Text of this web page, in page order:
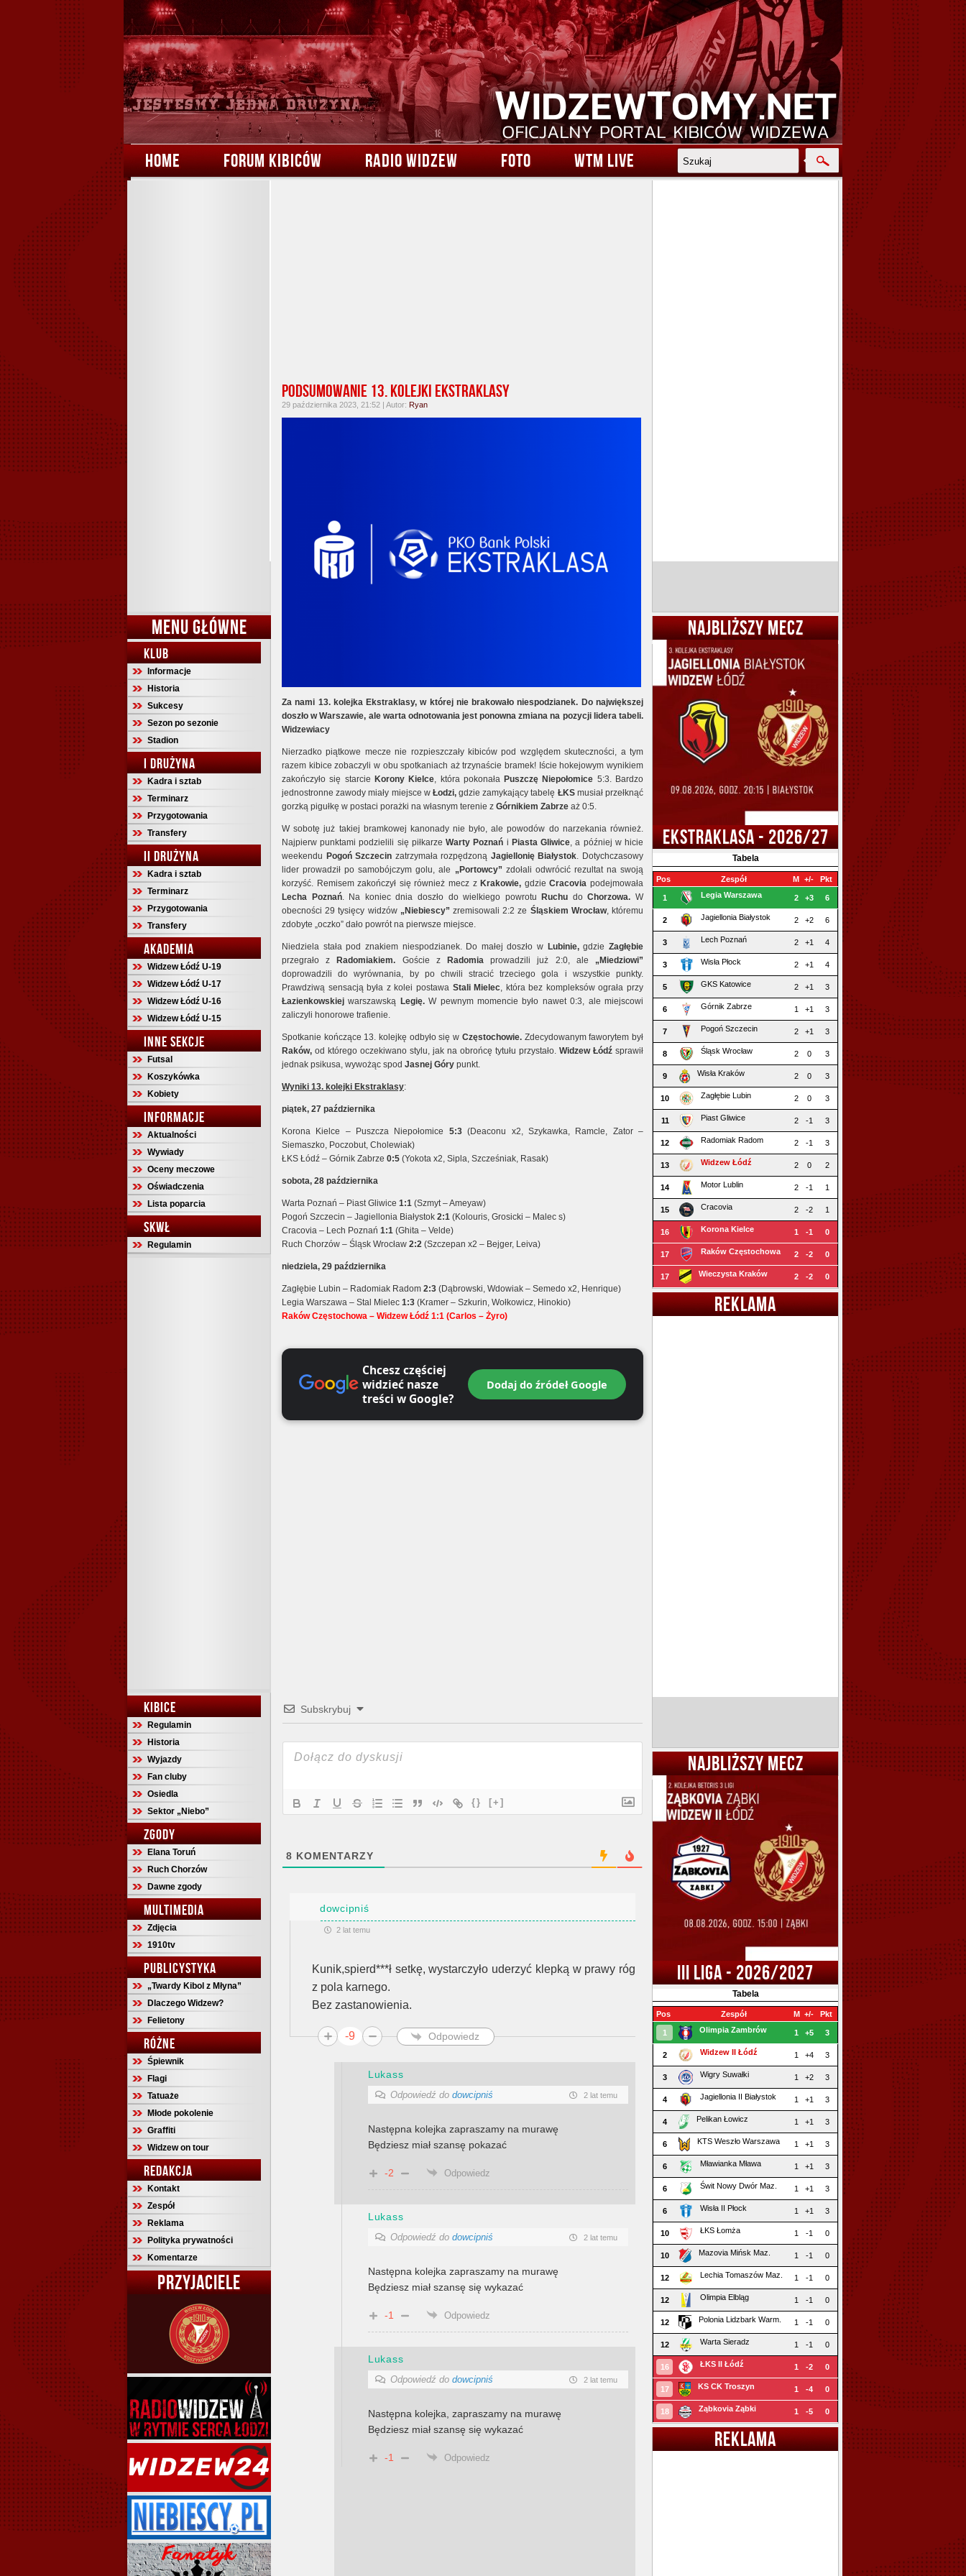
HOME FORUM KIBICÓW RADIO WIDZEW FOTO WTM LIVE
MENU GŁÓWNE
KLUB
Informacje
Historia
Sukcesy
Sezon po sezonie
Stadion
I DRUŻYNA
Kadra i sztab
Terminarz
Przygotowania
Transfery
II DRUŻYNA
Kadra i sztab
Terminarz
Przygotowania
Transfery
AKADEMIA
Widzew Łódź U-19
Widzew Łódź U-17
Widzew Łódź U-16
Widzew Łódź U-15
INNE SEKCJE
Futsal
Koszykówka
Kobiety
INFORMACJE
Aktualności
Wywiady
Oceny meczowe
Oświadczenia
Lista poparcia
SKWŁ
Regulamin
KIBICE
Regulamin
Historia
Wyjazdy
Fan cluby
Osiedla
Sektor „Niebo”
ZGODY
Elana Toruń
Ruch Chorzów
Dawne zgody
MULTIMEDIA
Zdjęcia
1910tv
PUBLICYSTYKA
„Twardy Kibol z Młyna”
Dlaczego Widzew?
Felietony
RÓŻNE
Śpiewnik
Flagi
Tatuaże
Młode pokolenie
Graffiti
Widzew on tour
REDAKCJA
Kontakt
Zespół
Reklama
Polityka prywatności
Komentarze
PRZYJACIELE
Podsumowanie 13. kolejki Ekstraklasy
29 października 2023, 21:52 | Autor: Ryan
Za nami 13. kolejka Ekstraklasy, w której nie brakowało niespodzianek. Do największej
doszło w Warszawie, ale warta odnotowania jest ponowna zmiana na pozycji lidera tabeli.
Widzewiacy
Nierzadko piątkowe mecze nie rozpieszczały kibiców pod względem skuteczności, a tym
razem kibice zobaczyli w obu spotkaniach aż trzynaście bramek! Iście hokejowym wynikiem
zakończyło się starcie Korony Kielce, która pokonała Puszczę Niepołomice 5:3. Bardzo
jednostronne zawody miały miejsce w Łodzi,gdzie zamykający tabelę ŁKSmusiał przełknąć
gorzką pigułkę w postaci porażki na własnym terenie z Górnikiem Zabrze aż 0:5.
W sobotę już takiej bramkowej kanonady nie było, ale powodów do narzekania również.
Najpierw punktami podzielili się piłkarzeWarty Poznań i Piasta Gliwice, a później w hicie
weekendu Pogoń Szczecin zatrzymała rozpędzoną Jagiellonię Białystok. Dotychczasowy
lider prowadził po samobójczym golu, ale „Portowcy” zdołali odwrócić rezultat na swoją
korzyść. Remisem zakończył się również mecz z Krakowie, gdzieCracovia podejmowała
Lecha Poznań. Na koniec dnia doszło do wielkiego powrotu Ruchu doChorzowa. W
obecności 29 tysięcy widzów „Niebiescy” zremisowali 2:2 ze Śląskiem Wrocław, któremu
zdobyte „oczko” dało powrót na pierwsze miejsce.
Niedziela stała pod znakiem niespodzianek. Do małej doszło w Lubinie,gdzieZagłębie
przegrało z
Radomiakiem. Goście z Radomia prowadzili już 2:0, ale „Miedziowi”
doprowadzili do wyrównania, by po chwili stracić trzeciego gola i wszystkie punkty.
Prawdziwą sensacją była z kolei postawa Stali Mielec, która bez kompleksów ograła przy
Łazienkowskiej warszawską Legię.W pewnym momencie było nawet 0:3, ale miejscowi
zaliczyli honorowe trafienie.
Spotkanie kończące 13. kolejkę odbyło się w Częstochowie.Zdecydowanym faworytem był
Raków, od którego oczekiwano stylu, jak na obrońcę tytułu przystało. Widzew Łódź sprawił
jednak psikusa, wywożąc spod Jasnej Góry punkt.
Wyniki 13. kolejki Ekstraklasy:
piątek, 27 października
Korona Kielce – Puszcza Niepołomice 5:3(Deaconu x2, Szykawka, Ramcle, Zator –
Siemaszko, Poczobut, Cholewiak)
ŁKS Łódź – Górnik Zabrze 0:5 (Yokota x2, Sipla, Szcześniak, Rasak)
sobota, 28 października
Warta Poznań – Piast Gliwice 1:1 (Szmyt – Ameyaw)
Pogoń Szczecin – Jagiellonia Białystok 2:1 (Kolouris, Grosicki – Malec s)
Cracovia – Lech Poznań 1:1 (Ghita – Velde)
Ruch Chorzów – Śląsk Wrocław 2:2 (Szczepan x2 – Bejger, Leiva)
niedziela, 29 października
Zagłębie Lubin – Radomiak Radom 2:3 (Dąbrowski, Wdowiak – Semedo x2, Henrique)
Legia Warszawa – Stal Mielec 1:3 (Kramer – Szkurin, Wołkowicz, Hinokio)
Raków Częstochowa – Widzew Łódź 1:1 (Carlos – Żyro)
Chcesz częściej
widzieć nasze
treści w Google?
Dodaj do źródeł Google
Subskrybuj
{} [+]
8 KOMENTARZY
dowcipniś
2 lat temu
Kunik,spierd***ł setkę, wystarczyło uderzyć klepką w prawy róg
z pola karnego.
Bez zastanowienia.
-9 Odpowiedz
Lukass
Odpowiedź do dowcipniś 2 lat temu
Następna kolejka zapraszamy na murawę
Będziesz miał szansę pokazać
-2 Odpowiedz
Lukass
Odpowiedź do dowcipniś 2 lat temu
Następna kolejka zapraszamy na murawę
Będziesz miał szansę się wykazać
-1 Odpowiedz
Lukass
Odpowiedź do dowcipniś 2 lat temu
Następna kolejka, zapraszamy na murawę
Będziesz miał szansę się wykazać
-1 Odpowiedz
NAJBLIŻSZY MECZ
EKSTRAKLASA - 2026/27
Tabela
Pos Zespół M +/- Pkt
1 Legia Warszawa 2 +3 6
2 Jagiellonia Białystok 2 +2 6
3 Lech Poznań 2 +1 4
3 Wisła Płock 2 +1 4
5 GKS Katowice 2 +1 3
6 Górnik Zabrze 1 +1 3
7 Pogoń Szczecin 2 +1 3
8 Śląsk Wrocław 2 0 3
9 Wisła Kraków 2 0 3
10 Zagłębie Lubin 2 0 3
11 Piast Gliwice 2 -1 3
12 Radomiak Radom 2 -1 3
13 Widzew Łódź 2 0 2
14 Motor Lublin 2 -1 1
15 Cracovia 2 -2 1
16 Korona Kielce 1 -1 0
17 Raków Częstochowa 2 -2 0
17 Wieczysta Kraków 2 -2 0
REKLAMA
NAJBLIŻSZY MECZ
III LIGA - 2026/2027
Tabela
Pos Zespół M +/- Pkt
1 Olimpia Zambrów 1 +5 3
2 Widzew II Łódź 1 +4 3
3 Wigry Suwałki 1 +2 3
4 Jagiellonia II Białystok 1 +1 3
4 Pelikan Łowicz 1 +1 3
6 KTS Weszło Warszawa 1 +1 3
6 Mławianka Mława 1 +1 3
6 Świt Nowy Dwór Maz. 1 +1 3
6 Wisła II Płock 1 +1 3
10 ŁKS Łomża 1 -1 0
10 Mazovia Mińsk Maz. 1 -1 0
12 Lechia Tomaszów Maz. 1 -1 0
12 Olimpia Elbląg 1 -1 0
12 Polonia Lidzbark Warm. 1 -1 0
12 Warta Sieradz 1 -1 0
16 ŁKS II Łódź 1 -2 0
17 KS CK Troszyn 1 -4 0
18 Ząbkovia Ząbki 1 -5 0
REKLAMA